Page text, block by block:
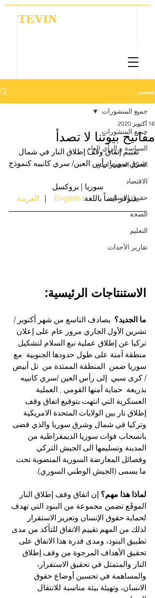
TEVIN
منشور
جميع المنشورات
السياسة و الرأي العام
الحكم الديمقراطي
الاقتصاد
حقوق الانسان
الصحة
التعليم
تقارير الأحداث
جميع المنشورات
مفاتيح بيوتنا لا تصدأ
16 أكتوبر 2020
تقييم إتفاق وقف إطلاق النار في شمال
شرق سوريا رأس العين/ سري كانييه كنموذج
سوريا | بروكسل
متوفر ايضاً باللغة:
English
   |
العربية
الاستنتاجات الرئيسية:
ما الجديد؟ يصادف التاسع من شهر أكتوبر /
تشرين الأول الجاري مرور عام على إعلان
تركيا عن إطلاق عملية نبع السلام لتشكيل
منطقة آمنة على طول حدودها الجنوبية  مع
سوريا ضمن  المنطقة الممتدة من  تل أبيض
/ كرى سبي  إلى رأس العين /سري كانييه
بذريعة  حماية أمنها القومي , العملية
العسكرية التي انتهت بتوقيع اتفاق وقف
إطلاق نار بين الولايات المتحدة الامريكية
وتركيا في شمال وشرق سوريا والذي قضى
بانسحاب قوات سوريا الديمقراطية من
المدينة وتسليمها الى الجيش التركي
وفصائل المعارضة السورية المنضوية تحت
ما يسمى (الجيش الوطني السوري).
لماذا هذا مهم؟ إن اتفاق وقف إطلاق النار
الموقَع تضمن مجموعة من البنود التي تهدف
لحماية حقوق الإنسان وتعزيز الاستقرار
لذلك من المهم تقييم الاتفاق للتأكد من مدى
تطبيق البنود، ومدى قدرة هذا الاتفاق على
تحقيق الأهداف المرجوة من وقف إطلاق
النار والمتمثل في تحقيق الاستقرار،
والمساهمة في تحسين أوضاع حقوق
الانسان، وتهيئة بيئة مناسبة للانتقال